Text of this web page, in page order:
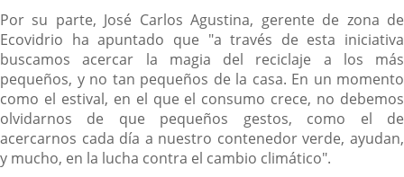
Por su parte, José Carlos Agustina, gerente de zona de
Ecovidrio ha apuntado que "a través de esta iniciativa
buscamos acercar la magia del reciclaje a los más
pequeños, y no tan pequeños de la casa. En un momento
como el estival, en el que el consumo crece, no debemos
olvidarnos de que pequeños gestos, como el de
acercarnos cada día a nuestro contenedor verde, ayudan,
y mucho, en la lucha contra el cambio climático".